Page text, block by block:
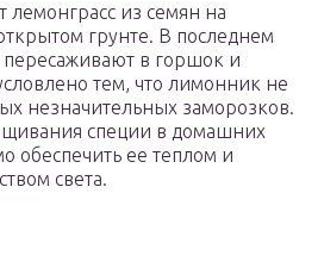
из семян на
грунте. В последнем
пересаживают в горшок и
тем, что лимонник не
незначительных заморозков.
специи в домашних
обеспечить ее теплом и
света.